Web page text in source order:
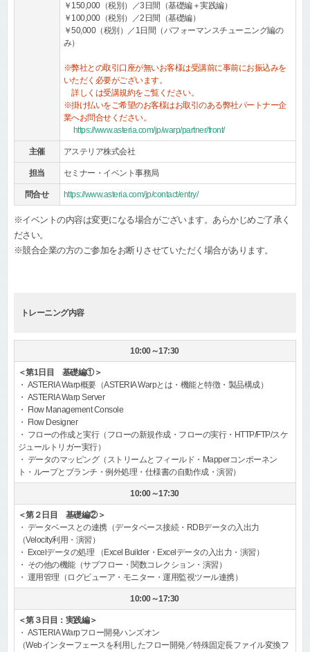
￥150,000（税別）／3日間（基礎編＋実践編）
￥100,000（税別）／2日間（基礎編）
￥50,000（税別）／1日間（パフォーマンスチューニング編の
み）
※弊社との取引口座が無いお客様は受講前に事前にお振込みを
いただく必要がございます。
詳しくは受講規約をご覧ください。
※掛け払いをご希望のお客様はお取引のある弊社パートナー企
業へお問合せください。
https://www.asteria.com/jp/warp/partner/front/
主催 アステリア株式会社
担当 セミナー・イベント事務局
問合せ https://www.asteria.com/jp/contact/entry/
※イベントの内容は変更になる場合がございます。あらかじめご了承く
ださい。
※競合企業の方のご参加をお断りさせていただく場合があります。
トレーニング内容
10:00～17:30
＜第1日目 基礎編①＞
・ ASTERIA Warp概要（ASTERIA Warpとは・機能と特徴・製品構成）
・ ASTERIA Warp Server
・ Flow Management Console
・ Flow Designer
・ フローの作成と実行（フローの新規作成・フローの実行・HTTP/FTP/スケ
ジュールトリガー実行）
・ データのマッピング（ストリームとフィールド・Mapperコンポーネン
ト・ループとブランチ・例外処理・仕様書の自動作成・演習）
10:00～17:30
＜第２日目 基礎編②＞
・ データベースとの連携（データベース接続・RDBデータの入出力
（Velocity利用・演習）
・ Excelデータの処理 （Excel Builder・Excelデータの入出力・演習）
・ その他の機能（サブフロー・関数コレクション・演習）
・ 運用管理（ログビューア・モニター・運用監視ツール連携）
10:00～17:30
＜第３日目：実践編＞
・ ASTERIA Warpフロー開発ハンズオン
（Webインターフェースを利用したフロー開発／特殊固定長ファイル変換フ